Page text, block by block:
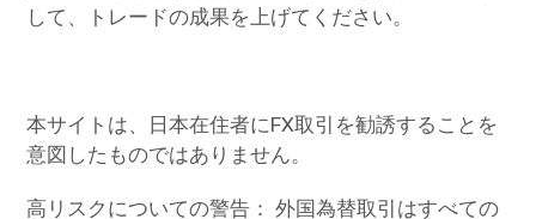
して、トレードの成果を上げてください。
本サイトは、日本在住者にFX取引を勧誘することを
意図したものではありません。
高リスクについての警告： 外国為替取引はすべての